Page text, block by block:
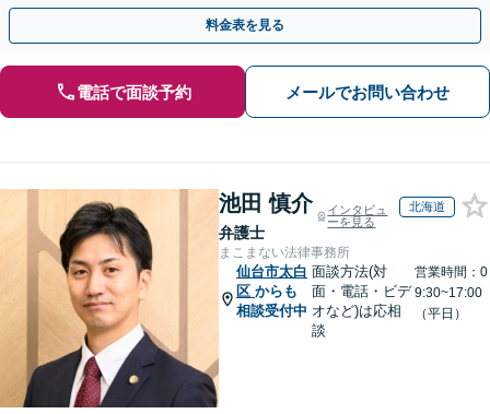
システムもお任せ【完全個室】【自衛隊前駅8分】
料金表を見る
電話で面談予約 メールでお問い合わせ
池田 慎介
弁護士
インタビュ
ーを見る
北海道
まこまない法律事務所
仙台市太白
区 からも
相談受付中
面談方法(対
面・電話・ビデ
オなど)は応相
談
営業時間：0
9:30~17:00
（平日）